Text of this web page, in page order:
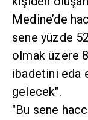
Medine’de
sene yüzde
olmak üzere
ibadetini eda
gelecek".
"Bu sene